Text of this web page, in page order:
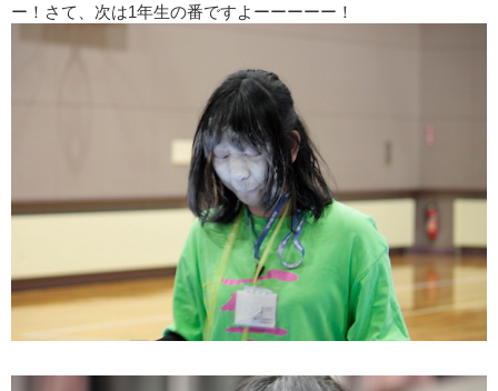
ー！さて、次は1年生の番ですよーーーーー！